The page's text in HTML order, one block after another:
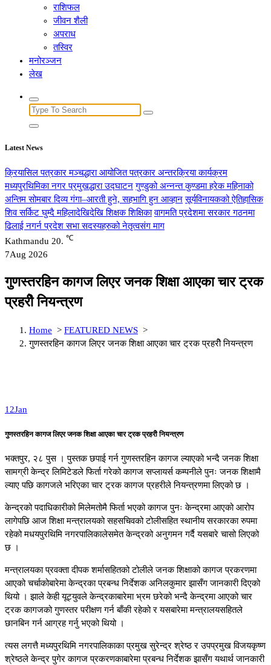
राशिफल
जीवन शैली
अपराध
तस्विर
मनोरञ्जन
लेख
Search
for:
Latest News
क्रियासिल पत्रकार मञ्चद्धारा आयोजित पत्रकार अन्तरक्रिया कार्यक्रम
मध्यपुरथिमिका नगर प्रमुखद्धारा उद्घाटन गुण्डुको अन्नन्त कुण्डमा हरेक महिनाको
अन्तिम सोमबार दिव्य गंगा–आरती हुने, सहभागि हुन आव्हान सूर्यविनायकको ऐतिहासिक
शिव सर्किट घुम्दै महिलादेखिदेखि शिक्षक शिक्षिका वागमति प्रदेशमा सरकार गठनमा
ढिलाई नगर्न प्रदेश सभा सदस्यहरुको नेतृत्वसंग माग
Kathmandu 20. ℃
7Aug 2026
गुणस्तरहिन कागज लिएर जनक शिक्षा आएका चार ट्रक
प्रहरीे नियन्त्रण
Home > FEATURED NEWS >
गुणस्तरहिन कागज लिएर जनक शिक्षा आएका चार ट्रक प्रहरीे नियन्त्रण
12Jan
गुणस्तरहिन कागज लिएर जनक शिक्षा आएका चार ट्रक प्रहरीे नियन्त्रण
भक्तपुर, २८ पुस । पुस्तक छपाई गर्न गुणस्तरहिन कागज ल्याएको भन्दै जनक शिक्षा
सामग्री केन्द्र लिमिटेडले फिर्ता गरेको कागज सप्लायर्स कम्पनीले पुनः जनक शिक्षामै
ल्याए पछि कागजले भरिएका चार ट्रक कागज प्रहरीले नियन्त्रणमा लिएको छ ।
केन्द्रको पदाधिकारीको मिलेमतोमै फिर्ता भएको कागज पुनः केन्द्रमा आएको आरोप
लागेपछि आज शिक्षा मन्त्रालयको सहसचिवको टोलीसहित स्थानीय सरकारका रुपमा
रहेको मधयपुरथिमि नगरपालिकालेसमेत केन्द्रको अनुगमन गर्दै यसबारे चासो लिएको
छ ।
मन्त्रालयका प्रवक्ता दीपक शर्मासहितको टोलीले जनक शिक्षाको कागज प्रकरणमा
आएको चर्चाकोबारेमा केन्द्रका प्रबन्ध निर्देशक अनिलकुमार झासँग जानकारी दिएको
थियो । झाले केही यूट्युवले केन्द्रकाबारेमा भ्रम छरेको भन्दै केन्द्रमा आएको चार
ट्रक कागजको गुणस्तर परीक्षण गर्न बाँकी रहेको र यसबारेमा मन्त्रालयसहितले
छानबिन गर्न आग्रह गर्नु भएको थियो ।
त्यस लगत्तै मध्यपुरथिमि नगरपालिकाका प्रमुख सुरेन्द्र श्रेष्ठ र उपप्रमुख विजयकृष्ण
श्रेष्ठले केन्द्र पुगेर कागज प्रकरणकाबारेमा प्रबन्ध निर्देशक झासँग यथार्थ जानकारी